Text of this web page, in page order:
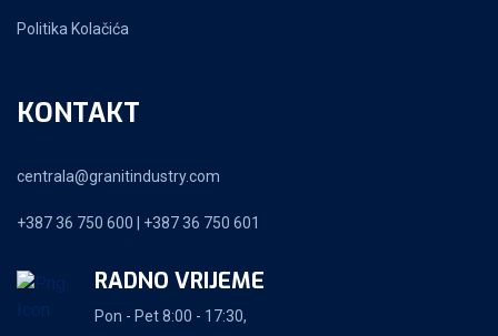
Politika Kolačića
KONTAKT
centrala@granitindustry.com
+387 36 750 600 | +387 36 750 601
RADNO VRIJEME
Pon - Pet 8:00 - 17:30,